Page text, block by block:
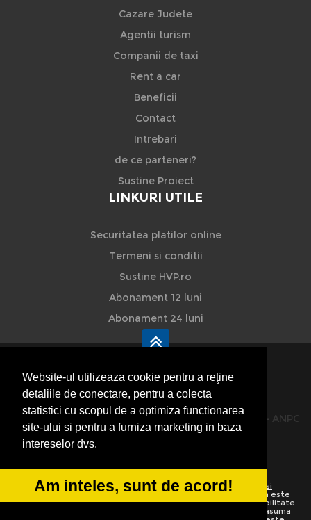
Website-ul utilizeaza cookie pentru a reţine
detaliile de conectare, pentru a colecta
statistici cu scopul de a optimiza functionarea
site-ului si pentru a furniza marketing in baza
intereselor dvs.
Am inteles, sunt de acord!
Cazare Judete
Agentii turism
Companii de taxi
Rent a car
Beneficii
Contact
Intrebari
de ce parteneri?
Sustine Proiect
LINKURI UTILE
Securitatea platilor online
Termeni si conditii
Sustine HVP.ro
Abonament 12 luni
Abonament 24 luni
HVP - Hoteluri Vile Pensiuni
© 2014-2026 Powered byVilonMedia&TekaBility - ANPC
SOL
Utilizand acest site inseamna ca sunteti de acord cu Termenii si
conditiile de utilizare Preluarea informatiilor totala sau partiala este
strict interzisa. Ne rezervam dreptul de a apela la institutiile abilitate
nu isi asuma